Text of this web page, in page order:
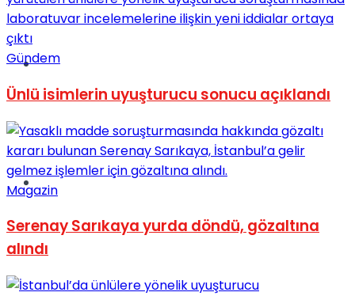
Sinema
Tatil
Gündem
Ünlü isimlerin uyuşturucu sonucu açıklandı
Magazin
Serenay Sarıkaya yurda döndü, gözaltına
alındı